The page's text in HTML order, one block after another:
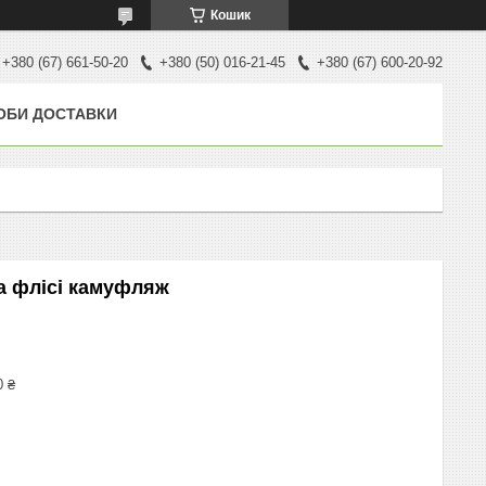
Кошик
+380 (67) 661-50-20 +380 (50) 016-21-45 +380 (67) 600-20-92
ДОСТАВКИ
флісі камуфляж
₴